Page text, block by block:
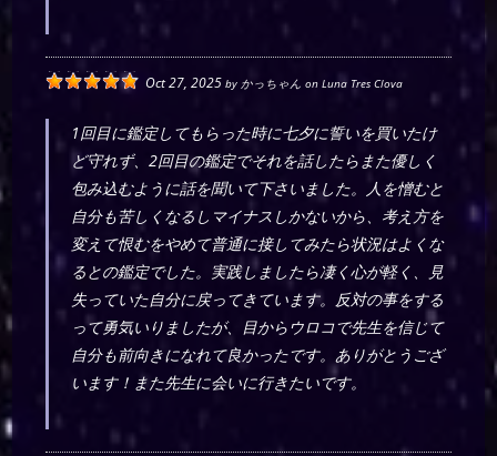
Oct 27, 2025 by かっちゃん onLuna Tres Clova
1回目に鑑定してもらった時に七夕に誓いを買いたけ
ど守れず、2回目の鑑定でそれを話したらまた優しく
包み込むように話を聞いて下さいました。人を憎むと
自分も苦しくなるしマイナスしかないから、考え方を
変えて恨むをやめて普通に接してみたら状況はよくな
るとの鑑定でした。実践しましたら凄く心が軽く、見
失っていた自分に戻ってきています。反対の事をする
って勇気いりましたが、目からウロコで先生を信じて
自分も前向きになれて良かったです。ありがとうござ
います！また先生に会いに行きたいです。